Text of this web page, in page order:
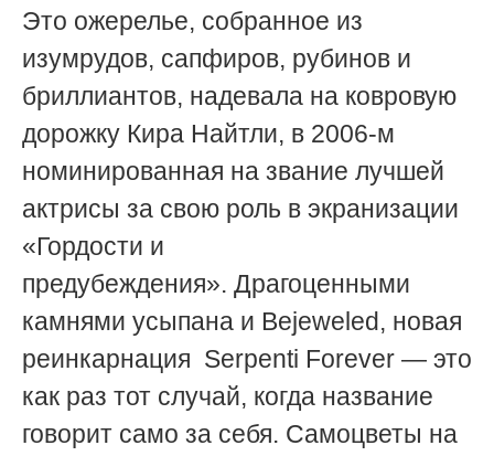
Это ожерелье, собранное из
изумрудов, сапфиров, рубинов и
бриллиантов, надевала на ковровую
дорожку Кира Найтли, в 2006-м
номинированная на звание лучшей
актрисы за свою роль в экранизации
«Гордости и
предубеждения». Драгоценными
камнями усыпана и Bejeweled, новая
реинкарнация Serpenti Forever — это
как раз тот случай, когда название
говорит само за себя. Самоцветы на